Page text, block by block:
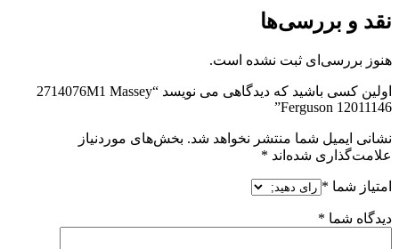
نقد و بررسی‌ها
هنوز بررسی‌ای ثبت نشده است.
اولین کسی باشید که دیدگاهی می نویسد “2714076M1 Massey
Ferguson 12011146”
نشانی ایمیل شما منتشر نخواهد شد. بخش‌های موردنیاز
علامت‌گذاری شده‌اند *
امتیاز شما *
دیدگاه شما *